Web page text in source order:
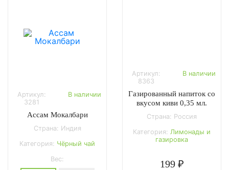
Артикул:
3281
В наличии
Ассам Мокалбари
Страна: Индия
Категория: Чёрный чай
Вес:
Артикул:
8363
В наличии
Газированный напиток со
вкусом киви 0,35 мл.
Страна: Россия
Категория: Лимонады и
газировка
199 ₽